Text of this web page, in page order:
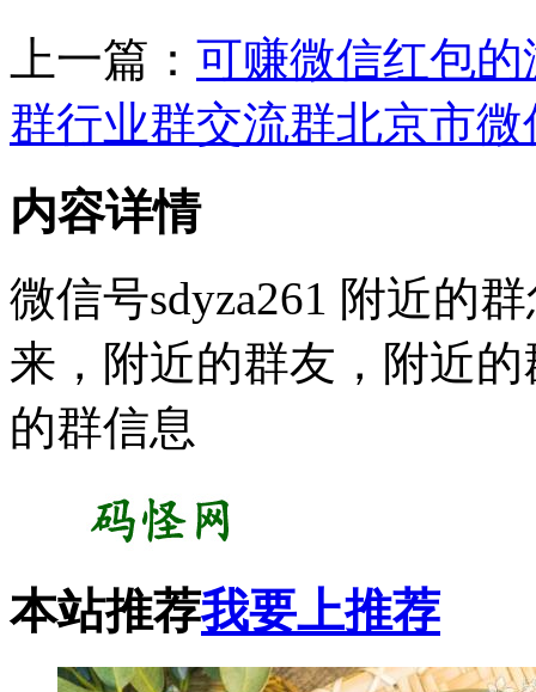
上一篇： 可赚微信红包的
群行业群交流群北京市
内容详情
微信号sdyza261 附近的
来，附近的群友，附近
的群信息
本站推荐我要上推荐